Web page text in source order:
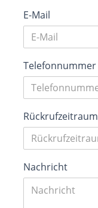
E-Mail
Telefonnummer
Rückrufzeitraum
Nachricht